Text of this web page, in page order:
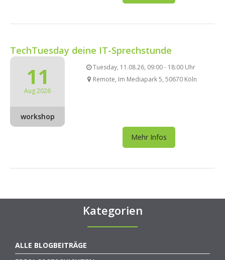
TechTuesday deine IT-Sprechstunde
11
Aug 2026
workshop
Tuesday, 11.08.26, 09:00 - 18:00 Uhr
Remote, Im Mediapark 5, 50670 Köln
Mehr Infos
Kategorien
ALLE BLOGBEITRÄGE